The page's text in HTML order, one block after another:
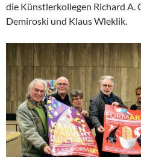
die Künstlerkollegen Richard A.
Demiroski und Klaus Wleklik.